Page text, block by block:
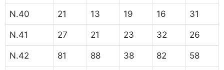
N.40 21 13 19 16 31
N.41 27 21 23 32 26
N.42 81 88 38 82 58